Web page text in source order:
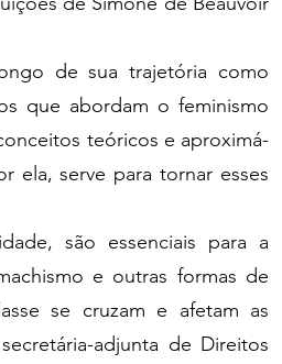
de sua trajetória como
que abordam o feminismo
teóricos e aproximá-
ela, serve para tornar esses
são essenciais para a
e outras formas de
se cruzam e afetam as
adjunta de Direitos